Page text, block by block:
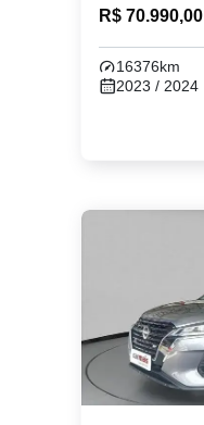
R$ 70.990,00
16376km
2023 / 2024